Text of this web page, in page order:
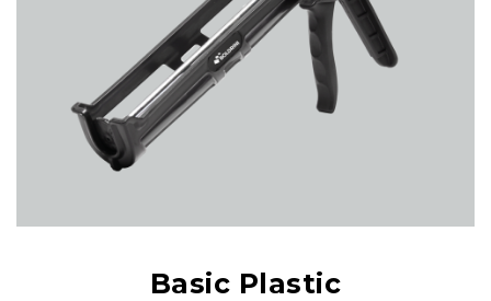
Basic Plastic